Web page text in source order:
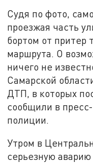
Судя по фото,
проезжая часть
бортом от притер
маршрута. О
ничего не
Самарской
ДТП, в которых
сообщили в
полиции.
Утром в
серьезную